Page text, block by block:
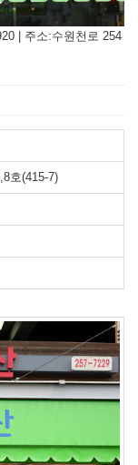
| 주소:수원천로 254
호(415-7)